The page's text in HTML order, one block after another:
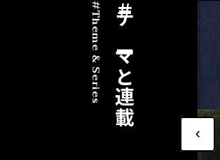
＃テ
マと連載
#Theme & Series